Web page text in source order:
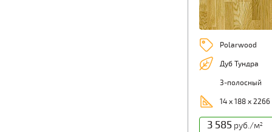
Polarwood
Дуб Тундра
3-полосный
14 х 188 х 2266
3 585руб./м2